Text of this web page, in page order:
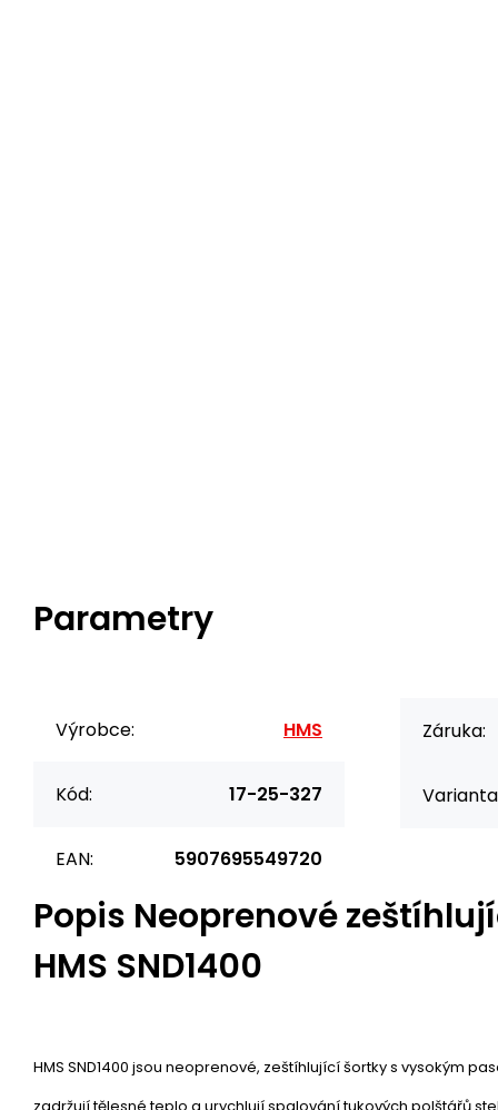
Parametry
Výrobce: HMS
Kód: 17-25-327
EAN: 5907695549720
Záruka:
Popis Neoprenové
HMS SND1400
HMS SND1400 jsou neoprenové, zeštíhlující šortky s vysokým
zadržují tělesné teplo a urychlují spalování tukových polštářů